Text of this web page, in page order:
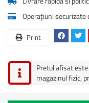
Operațiuni securizate
Print
Pretul afisat
magazinul fizic,